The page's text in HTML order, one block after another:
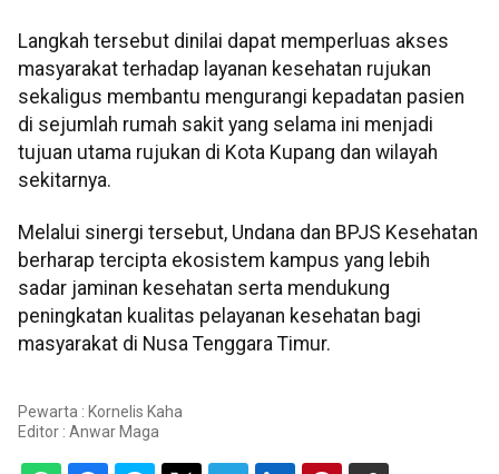
Langkah tersebut dinilai dapat memperluas akses
masyarakat terhadap layanan kesehatan rujukan
sekaligus membantu mengurangi kepadatan pasien
di sejumlah rumah sakit yang selama ini menjadi
tujuan utama rujukan di Kota Kupang dan wilayah
sekitarnya.
Melalui sinergi tersebut, Undana dan BPJS Kesehatan
berharap tercipta ekosistem kampus yang lebih
sadar jaminan kesehatan serta mendukung
peningkatan kualitas pelayanan kesehatan bagi
masyarakat di Nusa Tenggara Timur.
Pewarta : Kornelis Kaha
Editor : Anwar Maga